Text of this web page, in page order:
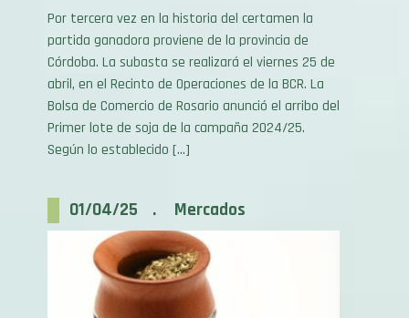
partida ganadora proviene de la provincia de
Córdoba. La subasta se realizará el viernes 25 de
abril, en el Recinto de Operaciones de la BCR. La
Bolsa de Comercio de Rosario anunció el arribo del
Primer lote de soja de la campaña 2024/25.
Según lo establecido […]